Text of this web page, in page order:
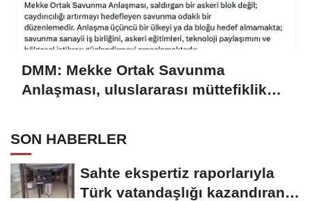
DMM: Mekke Ortak Savunma
Anlaşması, uluslararası müttefiklik
SON HABERLER
Sahte ekspertiz raporlarıyla
Türk vatandaşlığı kazandıran